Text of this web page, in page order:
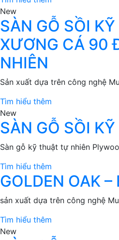
New
SÀN GỖ SỒI
XƯƠNG CÁ 90
NHIÊN
Sản xuất dựa trên công nghệ
Tìm hiểu thêm
New
SÀN GỖ SỒI
Sàn gỗ kỹ thuật tự nhiên
Tìm hiểu thêm
GOLDEN OAK –
sản xuất dựa trên công nghệ
Tìm hiểu thêm
New